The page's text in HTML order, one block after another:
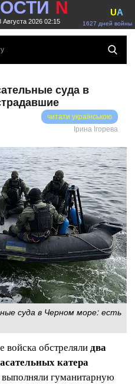
N
Августа 2026 02:15 1627 дней войны
UA
суда в
читати українською
Ірина Ігорева
суда в Черном море: есть
войска обстреляли два
катера
выполняли гуманитарную